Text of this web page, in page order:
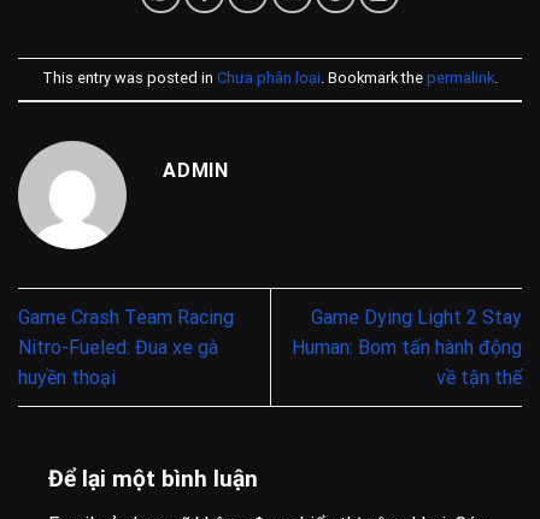
This entry was posted in Chưa phân loại. Bookmark the permalink.
ADMIN
Game Crash Team Racing
Nitro-Fueled: Đua xe gà
huyền thoại
Game Dying Light 2 Stay
Human: Bom tấn hành động
về tận thế
Để lại một bình luận